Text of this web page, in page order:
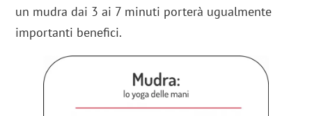
un mudra dai 3 ai 7 minuti porterà ugualmente
importanti benefici.